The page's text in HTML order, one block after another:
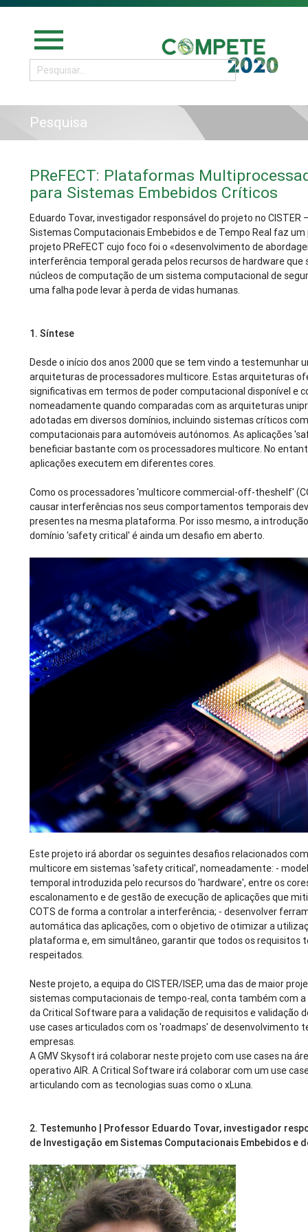
menu
Pesquisa
PReFECT: Plataformas
para Sistemas Embebidos Críticos
Eduardo Tovar, investigador responsável do projeto no
Sistemas Computacionais Embebidos e de Tempo Real faz
projeto PReFECT cujo foco foi o «desenvolvimento de
interferência temporal gerada pelos recursos de hardware que
núcleos de computação de um sistema computacional de
uma falha pode levar à perda de vidas humanas.
1. Síntese
Desde o início dos anos 2000 que se tem vindo a testemunhar
arquiteturas de processadores multicore. Estas arquiteturas
significativas em termos de poder computacional disponível e
nomeadamente quando comparadas com as arquiteturas
adotadas em diversos domínios, incluindo sistemas críticos
computacionais para automóveis autónomos. As aplicações
beneficiar bastante com os processadores multicore. No
aplicações executem em diferentes cores.
Como os processadores 'multicore commercial-off-theshelf'
causar interferências nos seus comportamentos temporais
presentes na mesma plataforma. Por isso mesmo, a
domínio 'safety critical' é ainda um desafio em aberto.
Este projeto irá abordar os seguintes desafios relacionados
multicore em sistemas 'safety critical', nomeadamente: -
temporal introduzida pelo recursos do 'hardware', entre os
escalonamento e de gestão de execução de aplicações que
COTS de forma a controlar a interferência; - desenvolver
automática das aplicações, com o objetivo de otimizar a
plataforma e, em simultâneo, garantir que todos os requisitos
respeitados.
Neste projeto, a equipa do CISTER/ISEP, uma das de maior
sistemas computacionais de tempo-real, conta também com a
da Critical Software para a validação de requisitos e validação
use cases articulados com os 'roadmaps' de desenvolvimento
empresas.
A GMV Skysoft irá colaborar neste projeto com use cases na
operativo AIR. A Critical Software irá colaborar com um use
articulando com as tecnologias suas como o xLuna.
2. Testemunho | Professor Eduardo Tovar, investigador
de Investigação em Sistemas Computacionais Embebidos e